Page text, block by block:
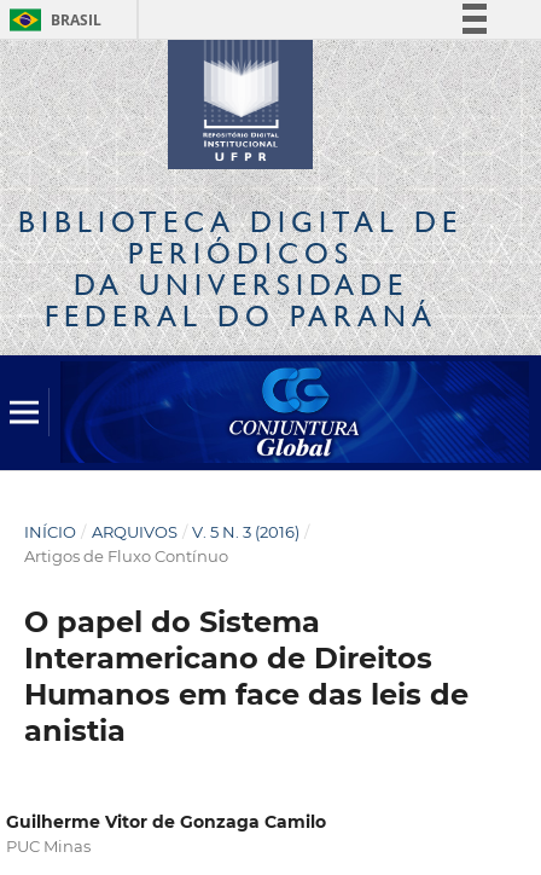
BRASIL
Simplifique!
Comunica BR
Participe
Acesso à informação
Legislação
Canais
BIBLIOTECA DIGITALDE
PERIÓDICOS
DA UNIVERSIDADE
FEDERAL DO PARANÁ
INÍCIO / ARQUIVOS / V. 5 N. 3 (2016) /
Artigos de Fluxo Contínuo
O papel do Sistema
Interamericano de Direitos
Humanos em face das leis de
anistia
Guilherme Vitor de Gonzaga Camilo
PUC Minas